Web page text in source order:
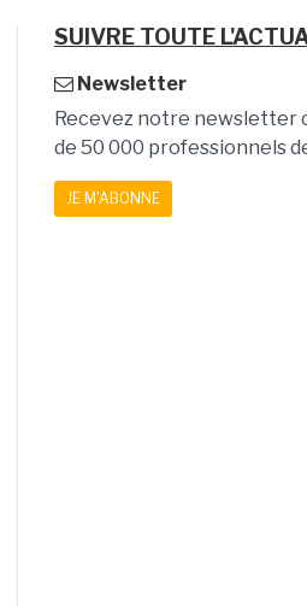
SUIVRE TOUTE
Newsletter
Recevez notre newsletter
de 50 000 professionnels
JE M'ABONNE